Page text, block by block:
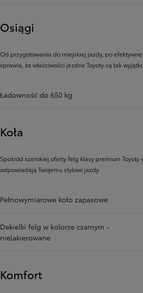
Osiągi
Od przygotowania do miejskiej jazdy, po
sprawia, że ​​właściwości jezdne Toyoty są tak
Ładowność do 650 kg
Koła
Spośród szerokiej oferty felg klasy premium Toyoty
odpowiadają Twojemu stylowi jazdy
Pełnowymiarowe koło zapasowe
Dekielki felg w kolorze czarnym -
nielakierowane
Komfort